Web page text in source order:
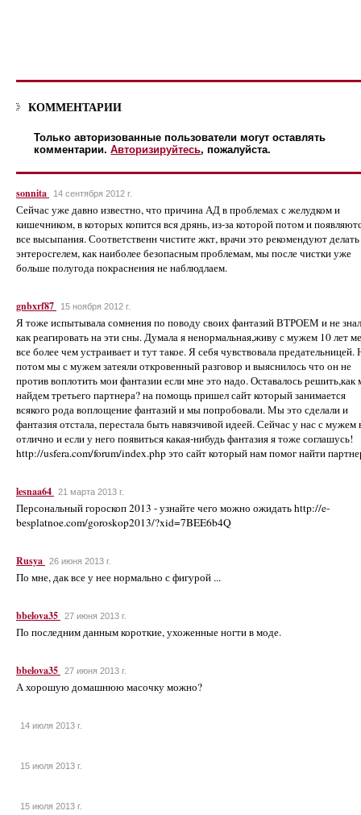
КОММЕНТАРИИ
Только авторизованные пользователи могут оставлять
комментарии.Авторизируйтесь, пожалуйста.
sonnita 14 сентября 2012 г.
Сейчас уже давно известно, что причина АД в проблемах с желудком и
кишечником, в которых копится вся дрянь, из-за которой потом и
все высыпания. Соответственн чистите жкт, врачи это рекомендуют делать
энтеросгелем, как наиболее безопасным проблемам, мы после чистки уже
больше полугода покраснения не наблюдлаем.
gnbxrf87 15 ноября 2012 г.
Я тоже испытывала сомнения по поводу своих фантазий ВТРОЕМ и не
как реагировать на эти сны. Думала я ненормальная,живу с мужем 10 лет
все более чем устраивает и тут такое. Я себя чувствовала предательницей.
потом мы с мужем затеяли откровенный разговор и выяснилось что он не
против воплотить мои фантазии если мне это надо. Оставалось решить,как
найдем третьего партнера? на помощь пришел сайт который занимается
всякого рода воплощение фантазий и мы попробовали. Мы это сделали и
фантазия отстала, перестала быть навязчивой идеей. Сейчас у нас с мужем
отлично и если у него появиться какая-нибудь фантазия я тоже соглашусь!
http://usfera.com/forum/index.php это сайт который нам помог найти
lesnaa64 21 марта 2013 г.
Персональный гороскоп 2013 - узнайте чего можно ожидать http://e-
besplatnoe.com/goroskop2013/?xid=7BEE6b4Q
Rusya 26 июня 2013 г.
По мне, дак все у нее нормально с фигурой ...
bbelova35 27 июня 2013 г.
По последним данным короткие, ухоженные ногти в моде.
bbelova35 27 июня 2013 г.
А хорошую домашнюю масочку можно?
14 июля 2013 г.
15 июля 2013 г.
15 июля 2013 г.